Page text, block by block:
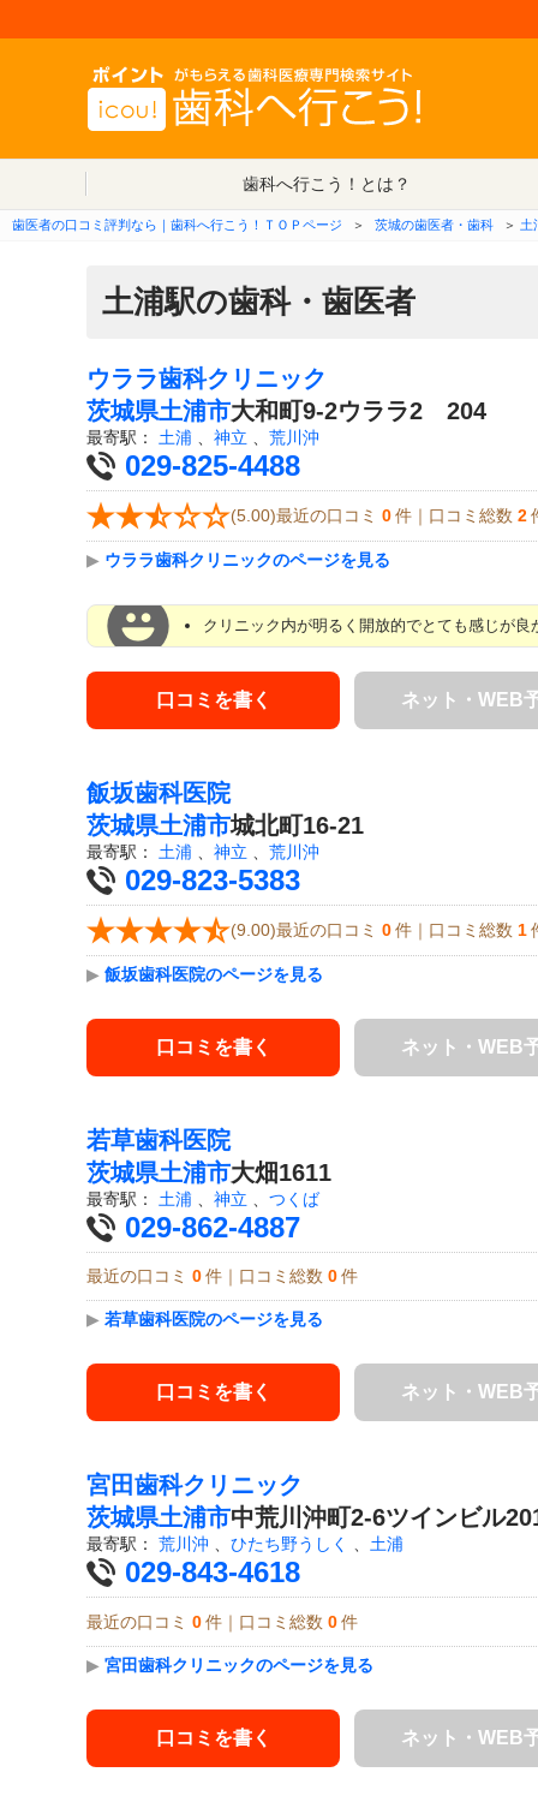
歯科へ行こう！とは？
歯医者の口コミ評判なら｜歯科へ行こう！ＴＯＰページ ＞ 茨城の歯医者・歯科 ＞ 土
土浦駅の歯科・歯医者
ウララ歯科クリニック
茨城県土浦市大和町9-2ウララ2 204
最寄駅： 土浦 神立 荒川沖
029-825-4488
(5.00)最近の口コミ 0 件｜口コミ総数 2
▶ ウララ歯科クリニックのページを見る
クリニック内が明るく開放的でとても感じが
口コミを書く ネット・WEB
飯坂歯科医院
茨城県土浦市城北町16-21
最寄駅： 土浦 神立 荒川沖
029-823-5383
(9.00)最近の口コミ 0 件｜口コミ総数 1
▶ 飯坂歯科医院のページを見る
口コミを書く ネット・WEB
若草歯科医院
茨城県土浦市大畑1611
最寄駅： 土浦 神立 つくば
029-862-4887
最近の口コミ 0 件｜口コミ総数 0 件
▶ 若草歯科医院のページを見る
口コミを書く ネット・WEB
宮田歯科クリニック
茨城県土浦市中荒川沖町2-6ツインビル
最寄駅： 荒川沖 、 ひたち野うしく 、 土浦
029-843-4618
最近の口コミ 0 件｜口コミ総数 0 件
▶ 宮田歯科クリニックのページを見る
口コミを書く ネット・WEB